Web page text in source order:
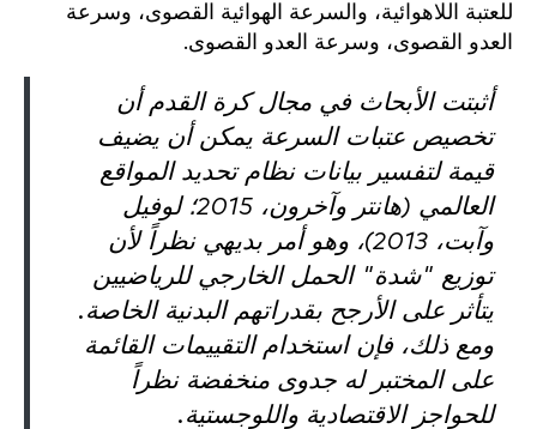
للعتبة اللاهوائية، والسرعة الهوائية القصوى، وسرعة
العدو القصوى، وسرعة العدو القصوى.
أثبتت الأبحاث في مجال كرة القدم أن
تخصيص عتبات السرعة يمكن أن يضيف
قيمة لتفسير بيانات نظام تحديد المواقع
العالمي (هانتر وآخرون، 2015؛ لوفيل
وآبت، 2013)، وهو أمر بديهي نظراً لأن
توزيع "شدة" الحمل الخارجي للرياضيين
يتأثر على الأرجح بقدراتهم البدنية الخاصة.
ومع ذلك، فإن استخدام التقييمات القائمة
على المختبر له جدوى منخفضة نظراً
للحواجز الاقتصادية واللوجستية.